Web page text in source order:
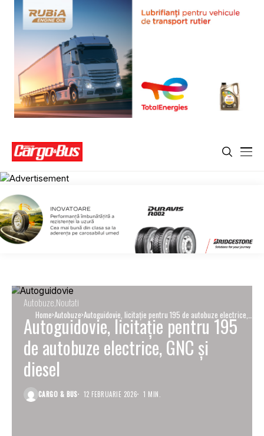
Home Autobuze Autoguidovie, licitație pentru 195 de autobuze electrice,
GNC și diesel
Autobuze Noutati
Autoguidovie, licitație pentru 195
de autobuze electrice, GNC și
diesel
CARGO & BUS 12 FEBRUARIE 2026 1 MIN.